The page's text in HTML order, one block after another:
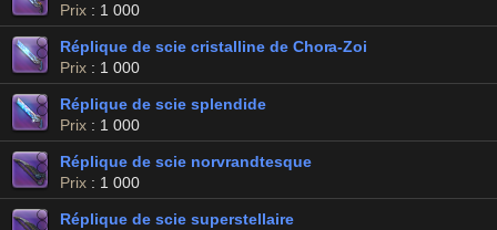
Prix: 1 000
Réplique de scie cristalline de Chora-Zoi
Prix: 1 000
Réplique de scie splendide
Prix: 1 000
Réplique de scie norvrandtesque
Prix: 1 000
Réplique de scie superstellaire